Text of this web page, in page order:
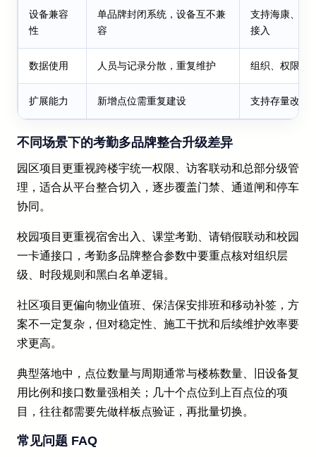
设备兼容
性
单品牌封闭系统，设备互不兼
容
支持海康、大
接入
数据使用 人员与记录分散，重复维护 组织、权限、
扩展能力 新增点位需重复建设 支持存量改造
不同场景下的考勤多品牌整合升级差异
园区项目更重视跨楼宇统一权限、访客联动和总部分级管
理，适合从平台整合切入，逐步覆盖门禁、通道闸和停车
协同。
校园项目更重视宿舍出入、课堂考勤、请销假联动和校园
一卡通接口，考勤多品牌整合参数中要重点核对组织层
级、时段规则和黑白名单逻辑。
社区项目更偏向物业值班、保洁保安排班和移动补签，方
案不一定复杂，但对稳定性、施工干扰和后续维护效率要
求更高。
典型落地中，点位数量与周期通常与楼栋数量、旧设备复
用比例和接口数量强相关；几十个点位到上百点位的项
目，往往都需要先做样板点验证，再批量切换。
常见问题 FAQ